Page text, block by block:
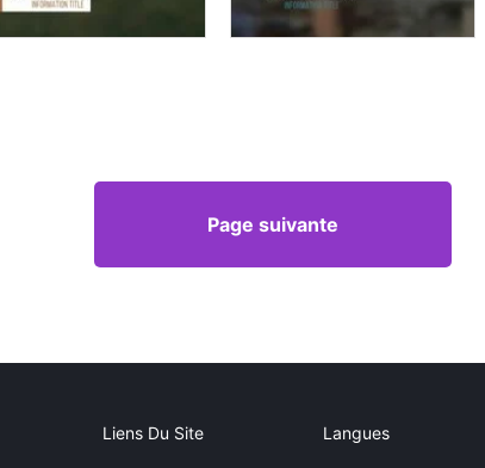
Page suivante
Liens Du Site Langues